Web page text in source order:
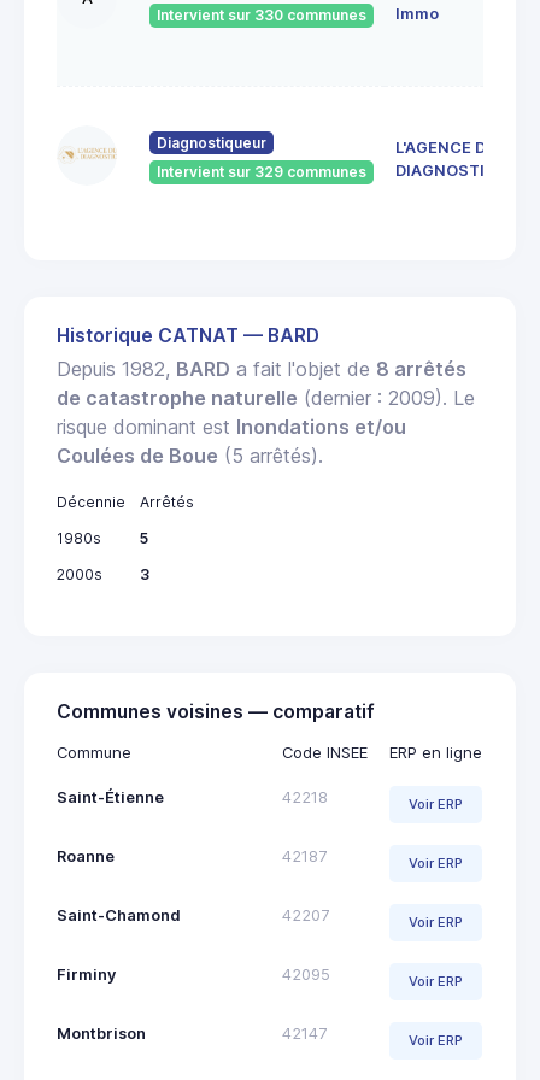
Intervient sur 330 communes
Immo
Diagnostiqueur
Intervient sur 329 communes
L'AGENCE DU
DIAGNOSTIC
Historique CATNAT — BARD
Depuis 1982, BARD a fait l'objet de 8 arrêtés
de catastrophe naturelle (dernier : 2009). Le
risque dominant est Inondations et/ou
Coulées de Boue (5 arrêtés).
Décennie
Arrêtés
1980s
5
2000s
3
Communes voisines — comparatif
Commune Code INSEE ERP en ligne
Saint-Étienne 42218 Voir ERP
Roanne 42187 Voir ERP
Saint-Chamond 42207 Voir ERP
Firminy 42095 Voir ERP
Montbrison 42147 Voir ERP